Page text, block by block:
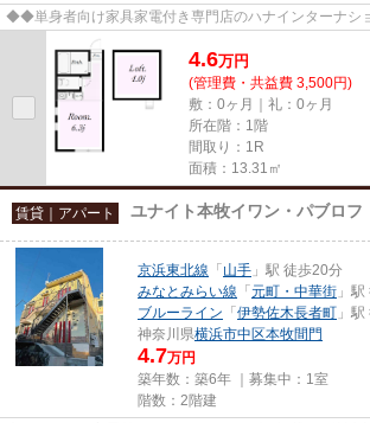
◆◆単身者向け家具家電付き専門店のハナインターナ
4.6万円
(管理費・共益費 3,500円)
敷：0ヶ月｜礼：0ヶ月
所在階：1階
間取り：1R
面積：13.31㎡
賃貸｜アパート ユナイト本牧イワン・パブロフ
京浜東北線 「 山手 」駅 徒歩20分
みなとみらい線 「 元町・中華街 」
ブルーライン 「 伊勢佐木長者町 」
神奈川県横浜市中区本牧間門
4.7万円
築年数：築6年 ｜募集中： 1室
階数：2階建